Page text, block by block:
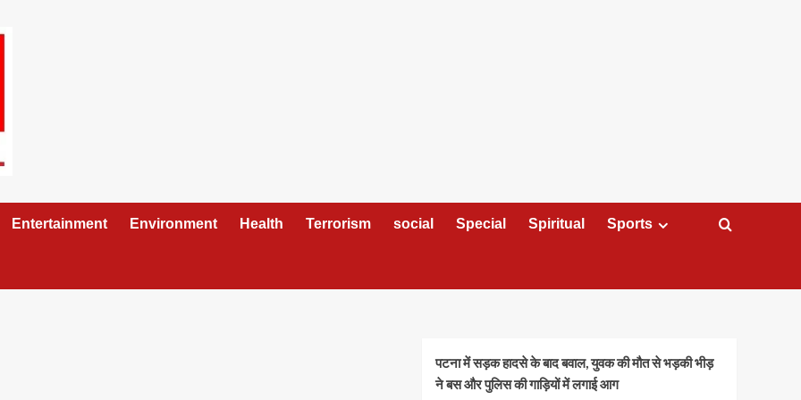
Entertainment Environment Health Terrorism social Special Spiritual Sports
पटना में सड़क हादसे के बाद बवाल, युवक की मौत से भड़की भीड़
ने बस और पुलिस की गाड़ियों में लगाई आग